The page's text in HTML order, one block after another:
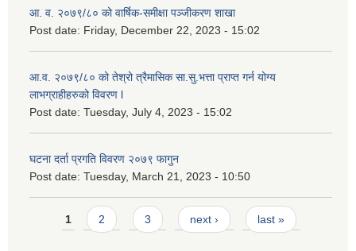
आ. व. २०७९/८० को वार्षिक-समीक्षा पञ्जीकरण शाखा
Post date: Friday, December 22, 2023 - 15:02
आ.व. २०७९/८० को तेश्रो त्रैमासिक सा.सु.भ‍त्ता प्राप्त गर्न योग्य
लाभग्राहीहरुको विवरण l
Post date: Tuesday, July 4, 2023 - 15:02
घटना दर्ता प्रगति विवरण २०७९ फागुन
Post date: Tuesday, March 21, 2023 - 10:50
Pages
1 2 3 next › last »